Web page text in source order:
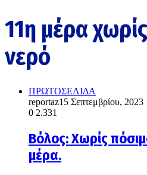
11η μέρα
νερό
ΠΡΩΤΟΣΕΛΙΔΑ
reportaz15 Σεπτεμβρίου, 2023
0 2.331
Βόλος: Χωρίς
μέρα.